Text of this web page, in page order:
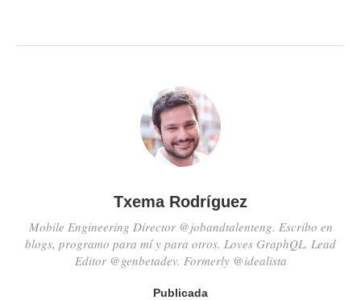
Txema Rodríguez
Mobile Engineering Director @jobandtalenteng. Escribo en
blogs, programo para mí y para otros. Loves GraphQL. Lead
Editor @genbetadev. Formerly @idealista
Publicada